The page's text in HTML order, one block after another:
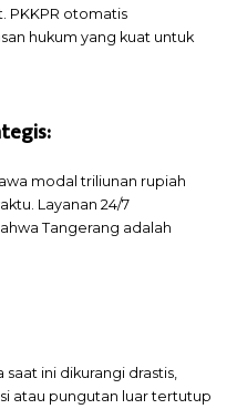
PKKPR otomatis
hukum yang kuat untuk
modal triliunan rupiah
Layanan 24/7
Tangerang adalah
ini dikurangi drastis,
atau pungutan luar tertutup